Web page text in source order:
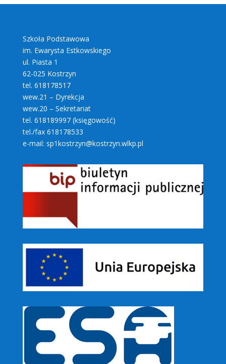
Szkoła Podstawowa
im. Ewarysta Estkowskiego
ul. Piasta 1
62-025 Kostrzyn
tel. 618178517
wew.21 – Dyrekcja
wew.20 – Sekretariat
tel. 618189997 (księgowość)
tel./fax 618178533
e-mail: sp1kostrzyn@kostrzyn.wlkp.pl